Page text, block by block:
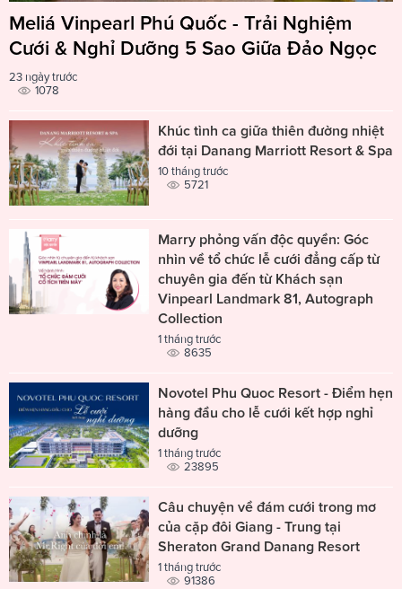
Meliá Vinpearl Phú Quốc - Trải Nghiệm
Cưới & Nghỉ Dưỡng 5 Sao Giữa Đảo Ngọc
23 ngày trước
1078
Khúc tình ca giữa thiên đường nhiệt
đới tại Danang Marriott Resort & Spa
10 tháng trước
5721
Marry phỏng vấn độc quyền: Góc
nhìn về tổ chức lễ cưới đẳng cấp từ
chuyên gia đến từ Khách sạn
Vinpearl Landmark 81, Autograph
Collection
1 tháng trước
8635
Novotel Phu Quoc Resort - Điểm hẹn
hàng đầu cho lễ cưới kết hợp nghỉ
dưỡng
1 tháng trước
23895
Câu chuyện về đám cưới trong mơ
của cặp đôi Giang - Trung tại
Sheraton Grand Danang Resort
1 tháng trước
91386